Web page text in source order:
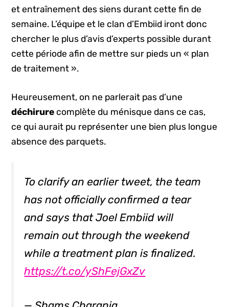
et entraînement des siens durant cette fin de
semaine. L’équipe et le clan d’Embiid iront donc
chercher le plus d’avis d’experts possible durant
cette période afin de mettre sur pieds un « plan
de traitement ».
Heureusement, on ne parlerait pas d’une
déchirurecomplète du ménisque dans ce cas,
ce qui aurait pu représenter une bien plus longue
absence des parquets.
To clarify an earlier tweet, the team
has not officially confirmed a tear
and says that Joel Embiid will
remain out through the weekend
while a treatment plan is finalized.
https://t.co/yShFejGxZv